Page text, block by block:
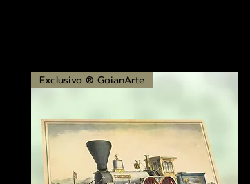
Exclusivo ® GoianArte